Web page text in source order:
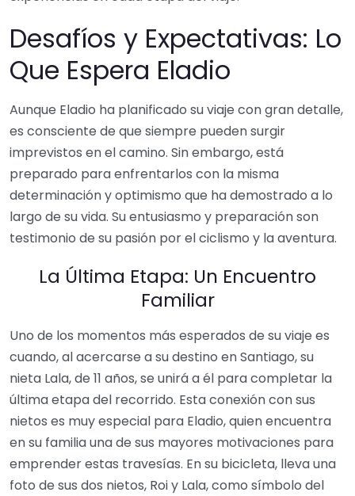
Desafíos y Expectativas: Lo
Que Espera Eladio
Aunque Eladio ha planificado su viaje con gran detalle,
es consciente de que siempre pueden surgir
imprevistos en el camino. Sin embargo, está
preparado para enfrentarlos con la misma
determinación y optimismo que ha demostrado a lo
largo de su vida. Su entusiasmo y preparación son
testimonio de su pasión por el ciclismo y la aventura.
La Última Etapa: Un Encuentro
Familiar
Uno de los momentos más esperados de su viaje es
cuando, al acercarse a su destino en Santiago, su
nieta Lala, de 11 años, se unirá a él para completar la
última etapa del recorrido. Esta conexión con sus
nietos es muy especial para Eladio, quien encuentra
en su familia una de sus mayores motivaciones para
emprender estas travesías. En su bicicleta, lleva una
foto de sus dos nietos, Roi y Lala, como símbolo del